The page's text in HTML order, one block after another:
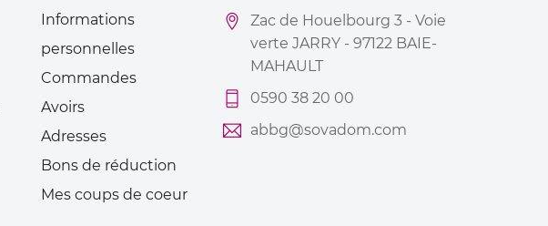
Informations
personnelles
Commandes
Avoirs
Adresses
Bons de réduction
Mes coups de coeur
Zac de Houelbourg 3 - Voie
verte JARRY - 97122 BAIE-
MAHAULT
0590 38 20 00
abbg@sovadom.com